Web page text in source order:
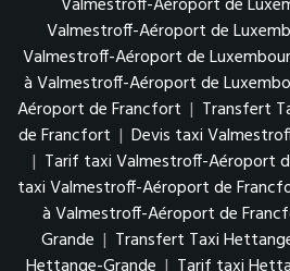
Valmestroff-Aéroport de
Valmestroff-Aéroport de
Valmestroff-Aéroport de
à Valmestroff-Aéroport de
Aéroport de Francfort | Transfert
de Francfort | Devis taxi
| Tarif taxi Valmestroff-Aéroport
taxi Valmestroff-Aéroport de
à Valmestroff-Aéroport de
Grande | Transfert Taxi